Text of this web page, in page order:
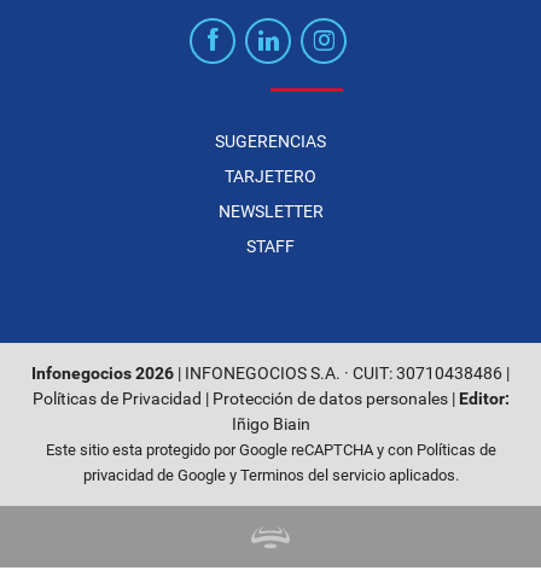
SUGERENCIAS
TARJETERO
NEWSLETTER
STAFF
Infonegocios 2026 | INFONEGOCIOS S.A. · CUIT: 30710438486 |
Políticas de Privacidad | Protección de datos personales| Editor:
Iñigo Biain
Este sitio esta protegido por Google reCAPTCHA y con Políticas de
privacidad de Googley Terminos del servicioaplicados.